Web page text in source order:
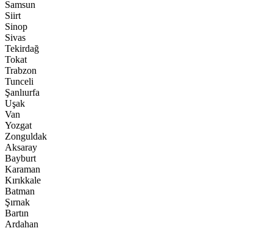
Samsun
Siirt
Sinop
Sivas
Tekirdağ
Tokat
Trabzon
Tunceli
Şanlıurfa
Uşak
Van
Yozgat
Zonguldak
Aksaray
Bayburt
Karaman
Kırıkkale
Batman
Şırnak
Bartın
Ardahan